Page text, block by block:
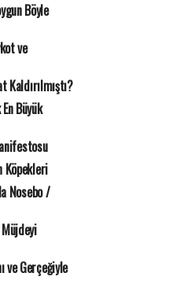
Böyle
ve
Büyük
Köpekleri
Nosebo /
ve Gerçeğiyle